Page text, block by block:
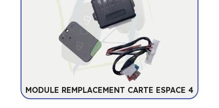
MODULE REMPLACEMENT CARTE ESPACE 4